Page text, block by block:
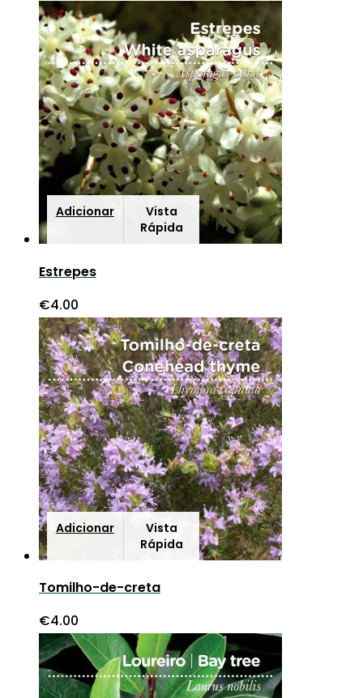
Adicionar
Vista
Rápida
Estrepes
€4.00
Adicionar
Vista
Rápida
Tomilho-de-creta
€4.00